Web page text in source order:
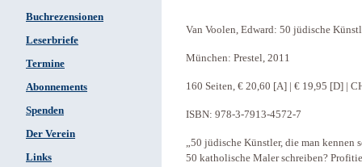
Buchrezensionen
Leserbriefe
Termine
Abonnements
Spenden
Der Verein
Links
Van Voolen, Edward: 50 jüdische
München: Prestel, 2011
160 Seiten, € 20,60 [A] | € 19,95 [D] |
ISBN: 978-3-7913-4572-7
„50 jüdische Künstler, die man
50 katholische Maler schreiben?